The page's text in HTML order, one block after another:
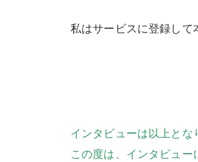
私はサービスに登録して
インタビューは以上とな
この度は、インタビュー